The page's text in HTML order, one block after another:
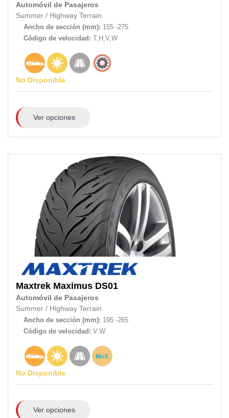
Automóvil de Pasajeros
Summer / Highway Terrain
Ancho de sección (mm): 155 -275
Código de velocidad: T,H,V,W
No Disponible
Ver opciones
Maxtrek Maximus DS01
Automóvil de Pasajeros
Summer / Highway Terrain
Ancho de sección (mm): 195 -265
Código de velocidad: V,W
No Disponible
Ver opciones